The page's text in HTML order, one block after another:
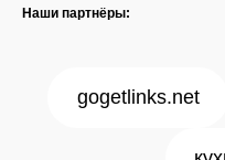
Наши партнёры:
gogetlinks.net